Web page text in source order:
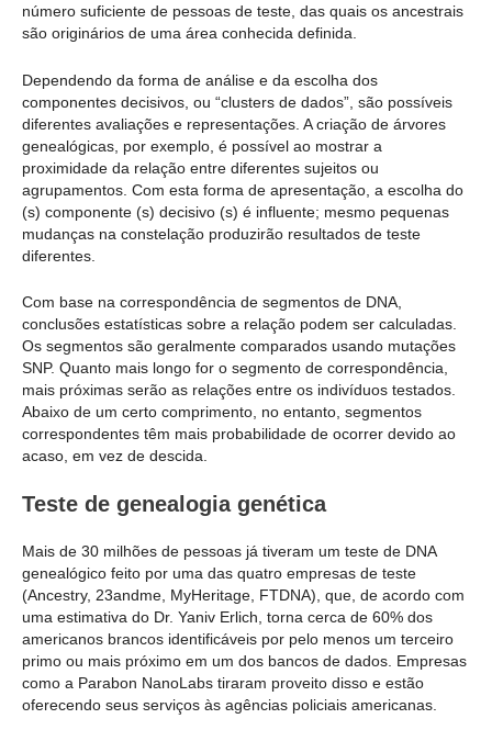
número suficiente de pessoas de teste, das quais os ancestrais
são originários de uma área conhecida definida.
Dependendo da forma de análise e da escolha dos
componentes decisivos, ou “clusters de dados”, são possíveis
diferentes avaliações e representações. A criação de árvores
genealógicas, por exemplo, é possível ao mostrar a
proximidade da relação entre diferentes sujeitos ou
agrupamentos. Com esta forma de apresentação, a escolha do
(s) componente (s) decisivo (s) é influente; mesmo pequenas
mudanças na constelação produzirão resultados de teste
diferentes.
Com base na correspondência de segmentos de DNA,
conclusões estatísticas sobre a relação podem ser calculadas.
Os segmentos são geralmente comparados usando mutações
SNP. Quanto mais longo for o segmento de correspondência,
mais próximas serão as relações entre os indivíduos testados.
Abaixo de um certo comprimento, no entanto, segmentos
correspondentes têm mais probabilidade de ocorrer devido ao
acaso, em vez de descida.
Teste de genealogia genética
Mais de 30 milhões de pessoas já tiveram um teste de DNA
genealógico feito por uma das quatro empresas de teste
(Ancestry, 23andme, MyHeritage, FTDNA), que, de acordo com
uma estimativa do Dr. Yaniv Erlich, torna cerca de 60% dos
americanos brancos identificáveis por pelo menos um terceiro
primo ou mais próximo em um dos bancos de dados. Empresas
como a Parabon NanoLabs tiraram proveito disso e estão
oferecendo seus serviços às agências policiais americanas.